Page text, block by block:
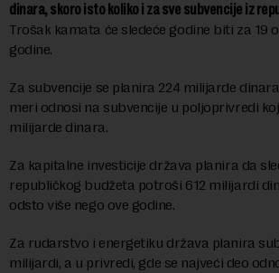
dinara, skoro isto koliko i za sve subvencije iz
Trošak kamata će sledeće godine biti za 19
godine.
Za subvencije se planira 224 milijarde
meri odnosi na subvencije u poljoprivredi
milijarde dinara.
Za kapitalne investicije država planira da
republičkog budžeta potroši 612 milijardi
odsto više nego ove godine.
Za rudarstvo i energetiku država planira
milijardi, a u privredi, gde se najveći deo